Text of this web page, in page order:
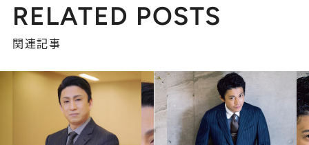
RELATED POSTS
関連記事